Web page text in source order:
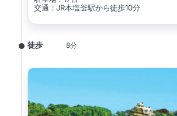
交通：JR本塩釡駅から徒歩10分
徒歩 8分